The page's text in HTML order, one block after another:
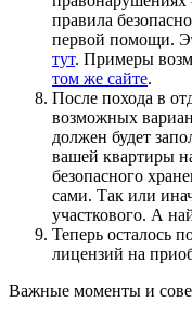
правила
первой помощи.
тут. Примеры
том же сайте.
После похода в
возможных
должен будет
вашей квартиры
безопасного
сами. Так или
участкового. А
Теперь осталось
лицензий на
Важные моменты и